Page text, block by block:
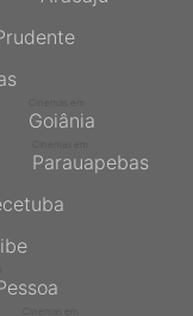
Goiânia
Parauapebas